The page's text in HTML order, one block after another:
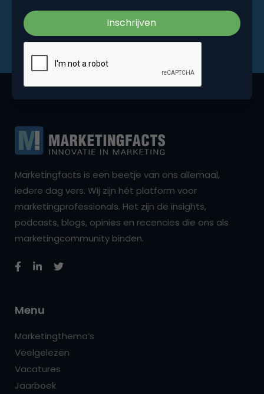
Marketingfacts is een beetje van ons allemaal,
iedere dag vers. Wij zijn hét platform voor
marketingprofessionals. Het zijn de insights,
podcasts, blogs, opinies en recencies die ons als
marketingcommunity binden.
Menu
Marketingthema’s
Veelgelezen
Vacatures
Jaarboek